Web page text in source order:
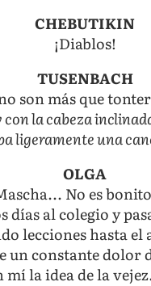
CHEBUTIKIN
¡Diablos!
TUSENBACH
son más que
la cabeza
ligeramente una
OLGA
No es
días al colegio y
lecciones hasta el
un constante dolor
mí la idea de la